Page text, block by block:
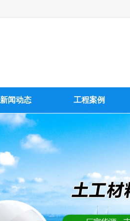
新闻动态 工程案例